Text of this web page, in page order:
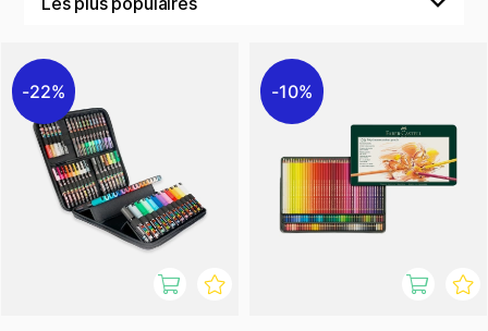
22% 10%